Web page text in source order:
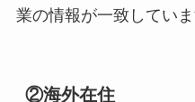
業の情報が一致していま
②海外在住